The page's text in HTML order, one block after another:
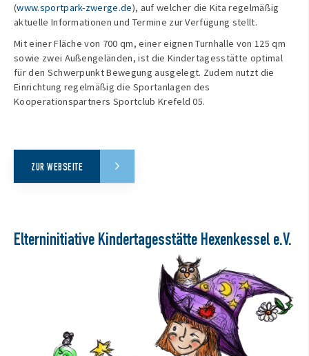
(www.sportpark-zwerge.de), auf welcher die Kita regelmäßig
aktuelle Informationen und Termine zur Verfügung stellt.
Mit einer Fläche von 700 qm, einer eignen Turnhalle von 125 qm
sowie zwei Außengeländen, ist die Kindertagesstätte optimal
für den Schwerpunkt Bewegung ausgelegt. Zudem nutzt die
Einrichtung regelmäßig die Sportanlagen des
Kooperationspartners Sportclub Krefeld 05.
ZUR WEBSEITE
Elterninitiative Kindertagesstätte Hexenkessel e.V.